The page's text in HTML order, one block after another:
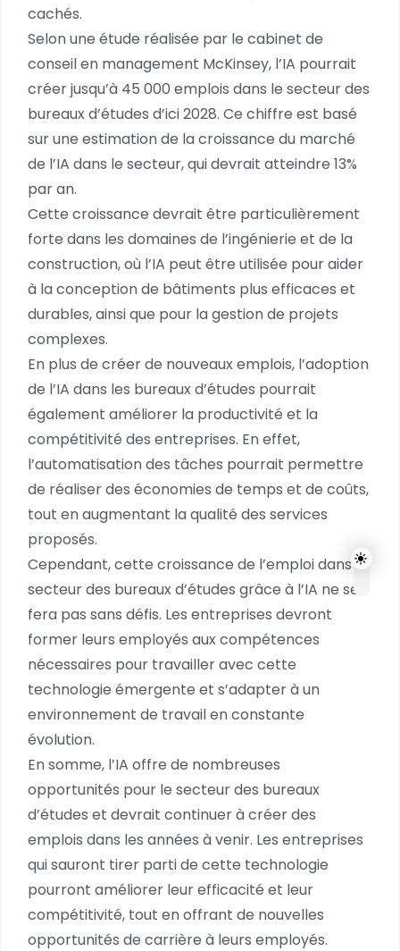
cachés.
Selon une étude réalisée par le cabinet de
conseil en management McKinsey, l’IA pourrait
créer jusqu’à 45 000 emplois dans le secteur des
bureaux d’études d’ici 2028. Ce chiffre est basé
sur une estimation de la croissance du marché
de l’IA dans le secteur, qui devrait atteindre 13%
par an.
Cette croissance devrait être particulièrement
forte dans les domaines de l’ingénierie et de la
construction, où l’IA peut être utilisée pour aider
à la conception de bâtiments plus efficaces et
durables, ainsi que pour la gestion de projets
complexes.
En plus de créer de nouveaux emplois, l’adoption
de l’IA dans les bureaux d’études pourrait
également améliorer la productivité et la
compétitivité des entreprises. En effet,
l’automatisation des tâches pourrait permettre
de réaliser des économies de temps et de coûts,
tout en augmentant la qualité des services
proposés.
Cependant, cette croissance de l’emploi dans le
secteur des bureaux d’études grâce à l’IA ne se
fera pas sans défis. Les entreprises devront
former leurs employés aux compétences
nécessaires pour travailler avec cette
technologie émergente et s’adapter à un
environnement de travail en constante
évolution.
En somme, l’IA offre de nombreuses
opportunités pour le secteur des bureaux
d’études et devrait continuer à créer des
emplois dans les années à venir. Les entreprises
qui sauront tirer parti de cette technologie
pourront améliorer leur efficacité et leur
compétitivité, tout en offrant de nouvelles
opportunités de carrière à leurs employés.